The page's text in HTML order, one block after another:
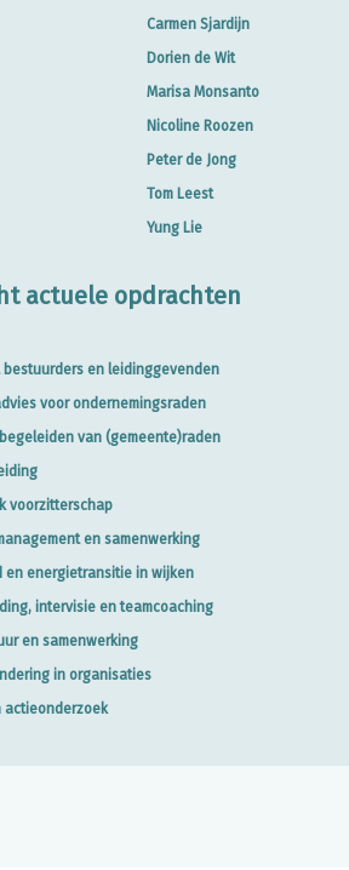
Carmen Sjardijn
Dorien de Wit
Marisa Monsanto
Nicoline Roozen
Peter de Jong
Tom Leest
Yung Lie
actuele opdrachten
bestuurders en leidinggevenden
voor ondernemingsraden
van (gemeente)raden
voorzitterschap
en samenwerking
en energietransitie in wijken
intervisie en teamcoaching
en samenwerking
in organisaties
actieonderzoek